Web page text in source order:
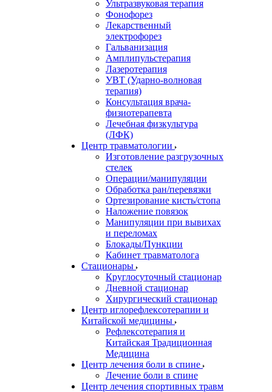
Ультразвуковая терапия
Фонофорез
Лекарственный
электрофорез
Гальванизация
Амплипульстерапия
Лазеротерапия
УВТ (Ударно-волновая
терапия)
Консультация врача-
физиотерапевта
Лечебная физкультура
(ЛФК)
Центр травматологии
Изготовление разгрузочных
стелек
Операции/манипуляции
Обработка ран/перевязки
Ортезирование кисть/стопа
Наложение повязок
Манипуляции при вывихах
и переломах
Блокады/Пункции
Кабинет травматолога
Стационары
Круглосуточный стационар
Дневной стационар
Хирургический стационар
Центр иглорефлексотерапии и
Китайской медицины
Рефлексотерапия и
Китайская Традиционная
Медицина
Центр лечения боли в спине
Лечение боли в спине
Центр лечения спортивных травм